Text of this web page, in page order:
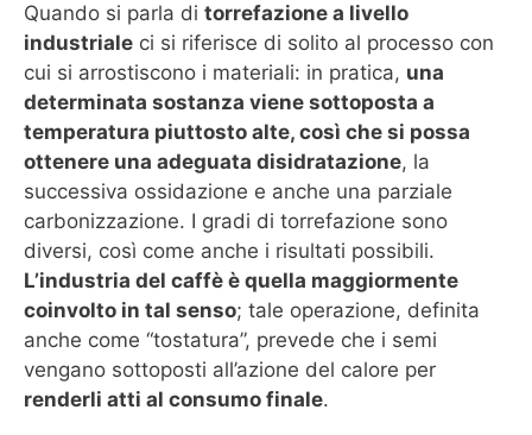
Quando si parla di torrefazione a livello
industriale ci si riferisce di solito al processo con
cui si arrostiscono i materiali: in pratica, una
determinata sostanza viene sottoposta a
temperatura piuttosto alte, così che si possa
ottenere una adeguata disidratazione, la
successiva ossidazione e anche una parziale
carbonizzazione. I gradi di torrefazione sono
diversi, così come anche i risultati possibili.
L’industria del caffè è quella maggiormente
coinvolto in tal senso; tale operazione, definita
anche come “tostatura”, prevede che i semi
vengano sottoposti all’azione del calore per
renderli atti al consumo finale.